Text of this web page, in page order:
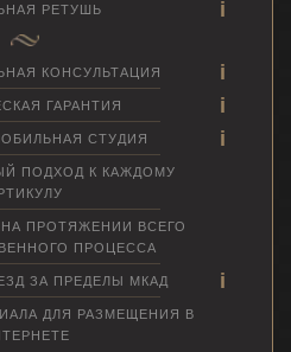
РЕТУШЬ
КОНСУЛЬТАЦИЯ
ГАРАНТИЯ
СТУДИЯ
ПОДХОД К КАЖДОМУ
ПРОТЯЖЕНИИ ВСЕГО
ПРОЦЕССА
ЗА ПРЕДЕЛЫ МКАД
ДЛЯ РАЗМЕЩЕНИЯ В